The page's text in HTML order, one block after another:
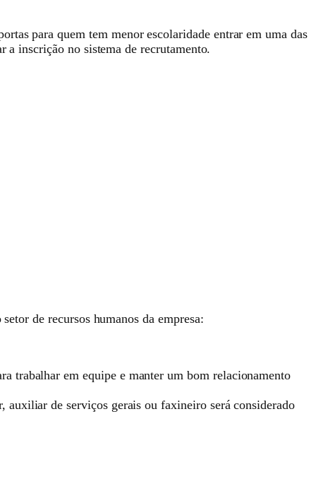
para quem tem menor escolaridade entrar em uma das
a inscrição no sistema de recrutamento.
de recursos humanos da empresa:
trabalhar em equipe e manter um bom relacionamento
de serviços gerais ou faxineiro será considerado